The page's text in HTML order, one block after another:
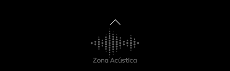
Back
To
Top